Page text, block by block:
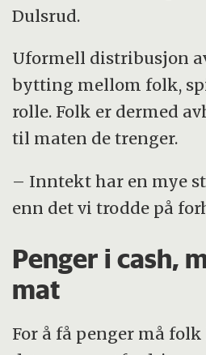
Dulsrud.
Uformell distribusjon
bytting mellom folk,
rolle. Folk er dermed
til maten de trenger.
– Inntekt har en mye
enn det vi trodde på
Penger i cash,
mat
For å få penger må folk